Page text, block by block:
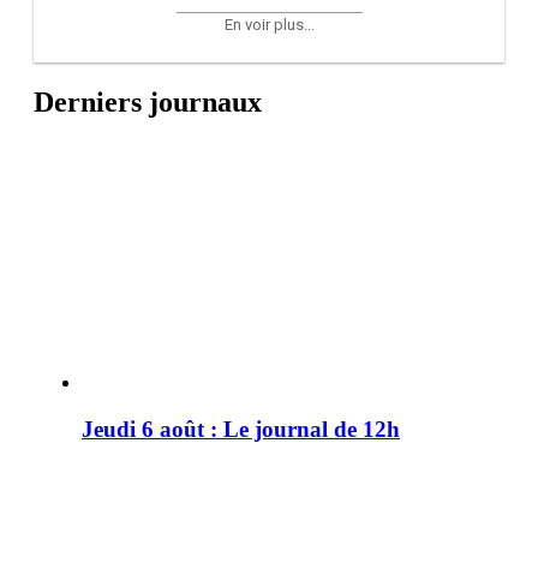
En voir plus...
Derniers journaux
Jeudi 6 août : Le journal de 12h